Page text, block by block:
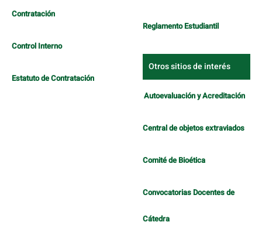
Contratación
Control Interno
Estatuto de Contratación
Reglamento Estudiantil
Otros sitios de interés
Autoevaluación y Acreditación
Central de objetos extraviados
Comité de Bioética
Convocatorias Docentes de
Cátedra